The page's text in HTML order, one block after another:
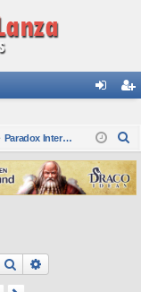
nti
fic
ar
ist
ra
rs
Paradox Interactive
s
c
Buscar